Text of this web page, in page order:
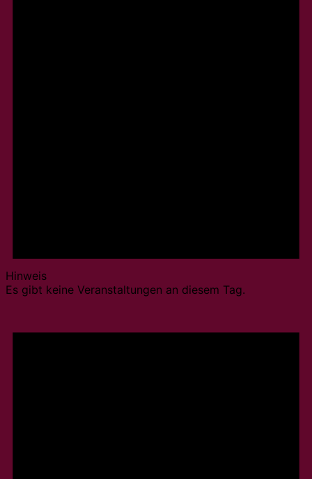
Hinweis
Es gibt keine Veranstaltungen an diesem Tag.